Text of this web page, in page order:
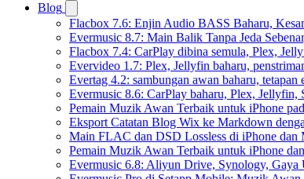
Blog
Flacbox 7.6: Enjin Audio BASS Baharu,
Evermusic 8.7: Main Balik Tanpa Jeda
Flacbox 7.4: CarPlay dibina semula, Plex,
Evervideo 1.7: Plex, Jellyfin baharu,
Evertag 4.2: sambungan awan baharu, tetapan
Evermusic 8.6: CarPlay baharu, Plex, Jellyfin,
Pemain Muzik Awan Terbaik untuk iPhone
Eksport Catatan Blog Wix ke Markdown
Main FLAC dan DSD Lossless di iPhone dan
Pemain Muzik Awan Terbaik untuk iPhone
Evermusic 6.8: Aliyun Drive, Synology, Gaya